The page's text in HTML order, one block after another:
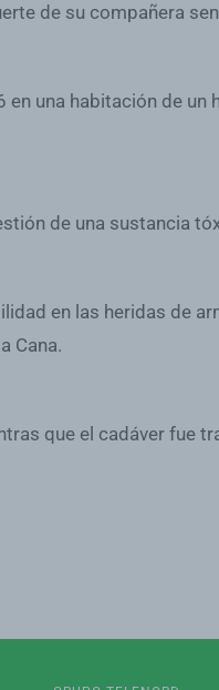
de su compañera
una habitación de un
de una sustancia
en las heridas de
Cana.
que el cadáver fue